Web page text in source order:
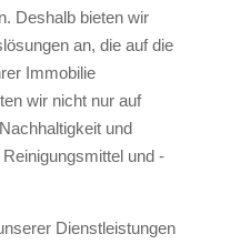
Deshalb bieten wir
an, die auf die
Immobilie
wir nicht nur auf
und
und -
Dienstleistungen